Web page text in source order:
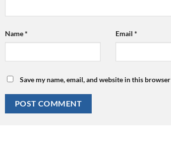
Name* Email*
Save my name, email, and website in this